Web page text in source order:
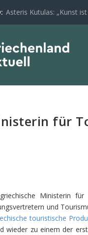
Asteris Kutulas: „Kunst
für
Ministerin
und
touristische
wieder zu einem der